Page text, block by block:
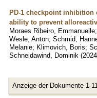
PD-1 checkpoint inhibition
ability to prevent
Moraes Ribeiro, Emmanuelle
Wesle, Anton; Schmid,
Melanie; Klimovich, Boris;
Schneidawind, Dominik (2024
Anzeige der Dokumente 1-